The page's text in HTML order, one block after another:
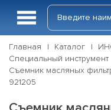
Главная Каталог
Специальный инструмент
Съемник масляных
921205